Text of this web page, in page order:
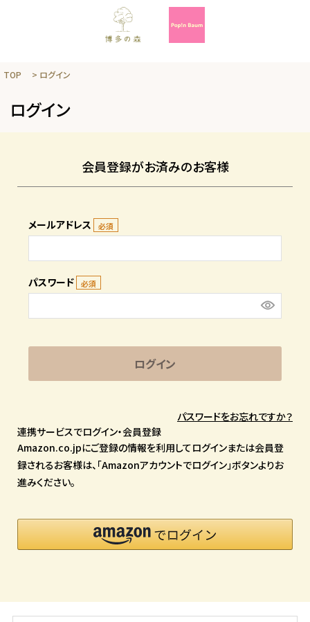
TOP ログイン
ログイン
会員登録がお済みのお客様
メールアドレス
パスワード
ログイン
パスワードをお忘れですか？
連携サービスでログイン・会員登録
Amazon.co.jpにご登録の情報を利用してログインまたは会員登
録されるお客様は、「Amazonアカウントでログイン」ボタンよりお
進みください。